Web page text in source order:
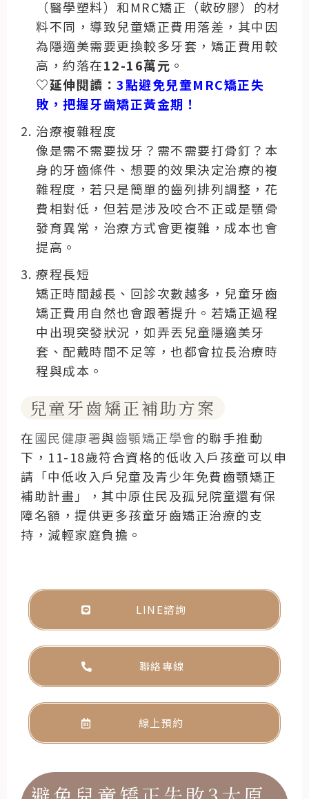
（醫學塑料）和MRC矯正（軟矽膠）的材
料不同，導致兒童矯正費用落差，其中因
為隱適美需要更換較多牙套，矯正費用較
高，約落在12-16萬元 。
♡延伸閱讀： 3點避免兒童MRC矯正失
敗，把握牙齒矯正黃金期！
治療複雜程度
像是需不需要拔牙？需不需要打骨釘？本
身的牙齒條件、想要的效果決定治療的複
雜程度，若只是簡單的齒列排列調整，花
費相對低，但若是涉及咬合不正或是顎骨
發育異常，治療方式會更複雜，成本也會
提高。
療程長短
矯正時間越長、回診次數越多，兒童牙齒
矯正費用自然也會跟著提升。若矯正過程
中出現突發狀況，如弄丟兒童隱適美牙
套、配戴時間不足等，也都會拉長治療時
程與成本。
兒童牙齒矯正補助方案
在國民健康署與齒顎矯正學會的聯手推動
下，11-18歲符合資格的低收入戶孩童可以申
請「中低收入戶兒童及青少年免費齒顎矯正
補助計畫」，其中原住民及孤兒院童還有保
障名額，提供更多孩童牙齒矯正治療的支
持，減輕家庭負擔。
LINE諮詢
聯絡專線
線上預約